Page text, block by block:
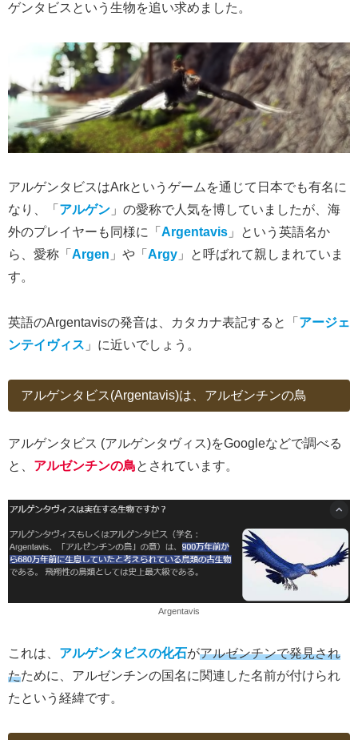
ゲンタビスという生物を追い求めました。
アルゲンタビスはArkというゲームを通じて日本でも有名に
なり、「 アルゲン 」の愛称で人気を博していましたが、海
外のプレイヤーも同様に「 Argentavis 」という英語名か
ら、愛称「 Argen 」や「 Argy 」と呼ばれて親しまれていま
す。
英語のArgentavisの発音は、カタカナ表記すると「 アージェ
ンテイヴィス 」に近いでしょう。
アルゲンタビス(Argentavis)は、アルゼンチンの鳥
アルゲンタビス (アルゲンタヴィス)をGoogleなどで調べる
と、 アルゼンチンの鳥とされています。
Argentavis
これは、 アルゲンタビスの化石がアルゼンチンで発見され
たために、アルゼンチンの国名に関連した名前が付けられ
たという経緯です。